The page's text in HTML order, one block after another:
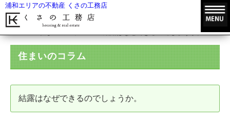
浦和エリアの不動産 くさの工務店
結露はなぜできるのでしょうか。
住まいのコラム
結露はなぜできるのでしょうか。